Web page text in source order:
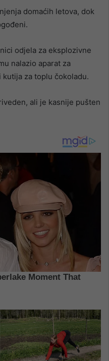
domaćih letova, dok
odjela za eksplozivne
nalazio aparat za
kutija za toplu čokoladu.
ali je kasnije pušten